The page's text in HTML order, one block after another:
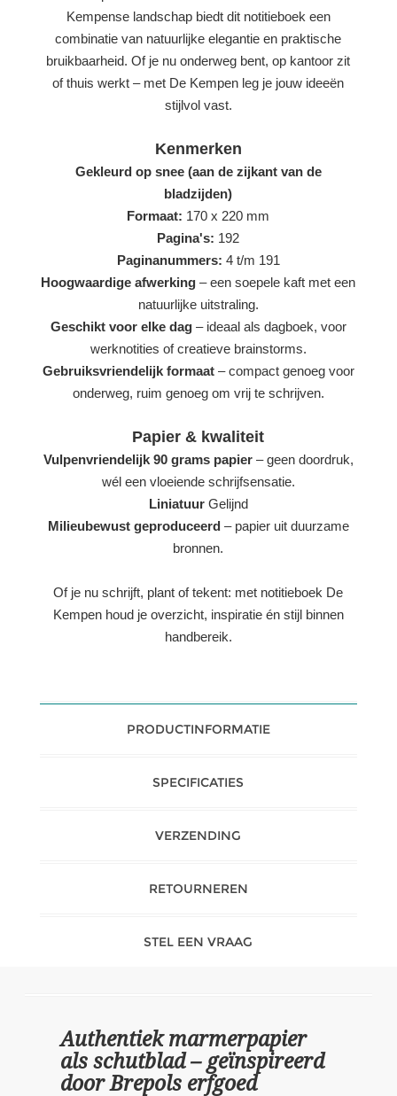
Kempense landschap biedt dit notitieboek een
combinatie van natuurlijke elegantie en praktische
bruikbaarheid. Of je nu onderweg bent, op kantoor zit
of thuis werkt – met De Kempen leg je jouw ideeën
stijlvol vast.
Kenmerken
Gekleurd op snee (aan de zijkant van de
bladzijden)
Formaat: 170 x 220 mm
Pagina's: 192
Paginanummers: 4 t/m 191
Hoogwaardige afwerking – een soepele kaft met een
natuurlijke uitstraling.
Geschikt voor elke dag– ideaal als dagboek, voor
werknotities of creatieve brainstorms.
Gebruiksvriendelijk formaat– compact genoeg voor
onderweg, ruim genoeg om vrij te schrijven.
Papier & kwaliteit
Vulpenvriendelijk 90 grams papier– geen doordruk,
wél een vloeiende schrijfsensatie.
LiniatuurGelijnd
Milieubewust geproduceerd– papier uit duurzame
bronnen.
Of je nu schrijft, plant of tekent: met notitieboek De
Kempen houd je overzicht, inspiratie én stijl binnen
handbereik.
PRODUCTINFORMATIE
SPECIFICATIES
VERZENDING
RETOURNEREN
STEL EEN VRAAG
Authentiek marmerpapier
als schutblad – geïnspireerd
door Brepols erfgoed